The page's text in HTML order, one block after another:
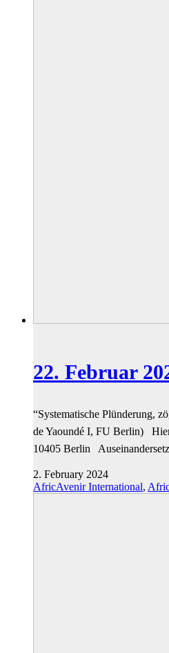
22. Februar
“Systematische Plünderung,
de Yaoundé I, FU Berlin)
10405 Berlin
2. February 2024
AfricAvenir International,